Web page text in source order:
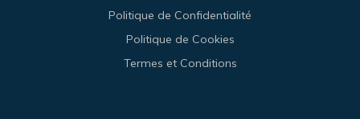
Politique de Confidentialité
Politique de Cookies
Termes et Conditions